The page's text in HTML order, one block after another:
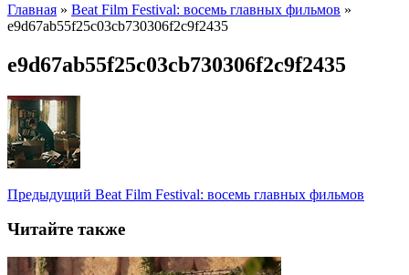
Главная » Beat Film Festival: восемь главных фильмов »
e9d67ab55f25c03cb730306f2c9f2435
e9d67ab55f25c03cb730306f2c9f2435
Предыдущий Beat Film Festival: восемь главных фильмов
Читайте также